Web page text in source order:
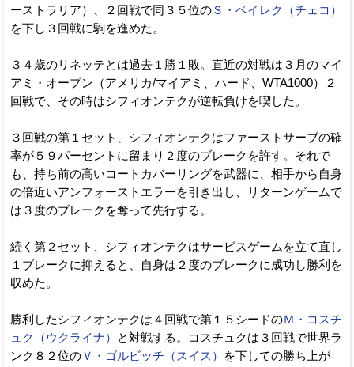
ーストラリア）、２回戦で同３５位のＳ・ベイレク（チェコ）
を下し３回戦に駒を進めた。
３４歳のリネッテとは過去１勝１敗。直近の対戦は３月のマイ
アミ・オープン（アメリカ/マイアミ、ハード、WTA1000）２
回戦で、その時はシフィオンテクが逆転負けを喫した。
３回戦の第１セット、シフィオンテクはファーストサーブの確
率が５９パーセントに留まり２度のブレークを許す。それで
も、持ち前の高いコートカバーリングを武器に、相手から自身
の倍近いアンフォーストエラーを引き出し、リターンゲームで
は３度のブレークを奪って先行する。
続く第２セット、シフィオンテクはサービスゲームを立て直し
１ブレークに抑えると、自身は２度のブレークに成功し勝利を
収めた。
勝利したシフィオンテクは４回戦で第１５シードのＭ・コスチ
ュク（ウクライナ）
と対戦する。コスチュクは３回戦で世界ラ
ンク８２位のＶ・ゴルビッチ（スイス）
を下しての勝ち上が